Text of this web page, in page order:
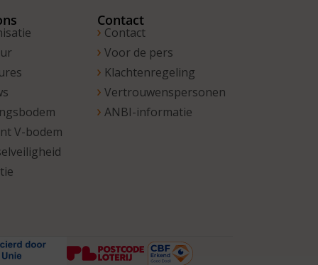
V-bodem
Contact
Contact
Voor de pers
Klachtenregeling
Vertrouwenspersonen
ANBI-informatie